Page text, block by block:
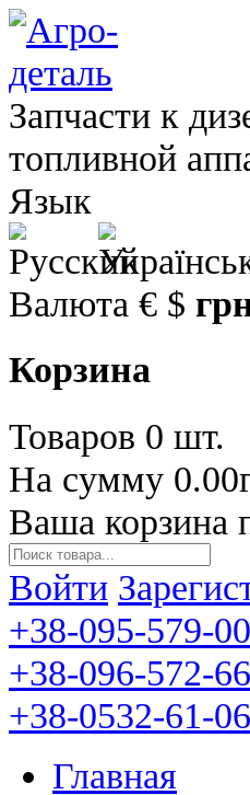
Запчасти к
топливной
Язык
Валюта € $
Корзина
Товаров 0 шт.
На сумму
Ваша корзина
Войти
+38-095-579-
+38-096-572-
+38-0532-61-
Главная